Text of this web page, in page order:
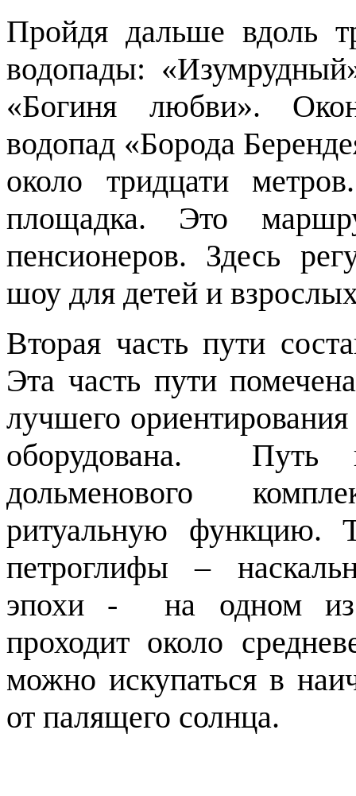
Пройдя дальше вдоль
водопады:
«Богиня любви».
водопад «Борода
около тридцати
площадка. Это
пенсионеров. Здесь
шоу для детей и
Вторая часть пути
Эта часть пути
лучшего
оборудована. Путь
дольменового
ритуальную функцию.
петроглифы –
эпохи - на одном из
проходит около
можно искупаться в
от палящего солнца.